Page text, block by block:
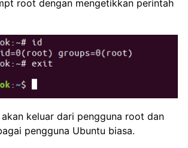
root dengan mengetikkan perintah
akan keluar dari pengguna root dan
pengguna Ubuntu biasa.